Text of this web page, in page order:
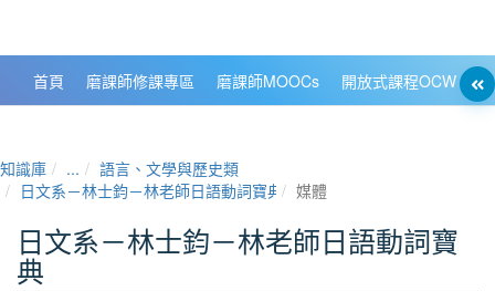
首頁 磨課師修課專區 磨課師MOOCs 開放式課程OCW
知識庫 ...
語言、文學與歷史類
日文系－林士鈞－林老師日語動詞寶典 媒體
日文系－林士鈞－林老師日語動詞寶
典